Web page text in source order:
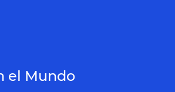
el Mundo